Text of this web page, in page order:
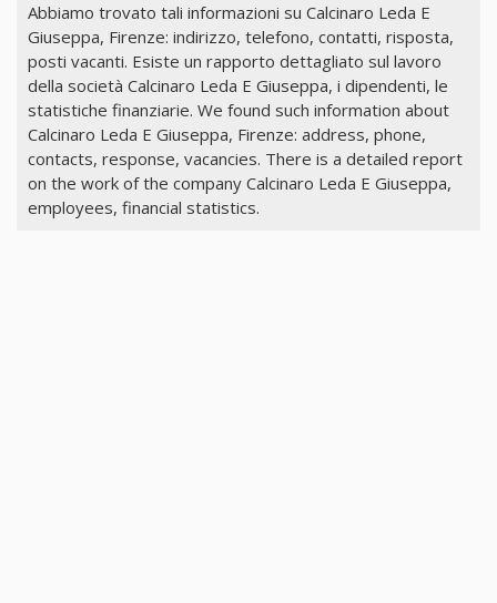
Abbiamo trovato tali informazioni su Calcinaro Leda E
Giuseppa, Firenze: indirizzo, telefono, contatti, risposta,
posti vacanti. Esiste un rapporto dettagliato sul lavoro
della società Calcinaro Leda E Giuseppa, i dipendenti, le
statistiche finanziarie. We found such information about
Calcinaro Leda E Giuseppa, Firenze: address, phone,
contacts, response, vacancies. There is a detailed report
on the work of the company Calcinaro Leda E Giuseppa,
employees, financial statistics.